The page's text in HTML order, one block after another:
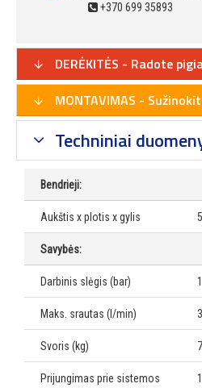
+370 699 35893
DERĖKITĖS - Radote
MONTAVIMAS -
Techniniai
Bendrieji:
Aukštis x plotis x gylis
Savybės:
Darbinis slėgis (bar) 1
Maks. srautas (l/min)
Svoris (kg)
Prijungimas prie sistemos